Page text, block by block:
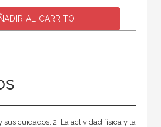
AL CARRITO
sus cuidados. 2. La actividad física y la